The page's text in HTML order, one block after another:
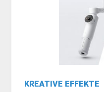
KREATIVE EFFEKTE